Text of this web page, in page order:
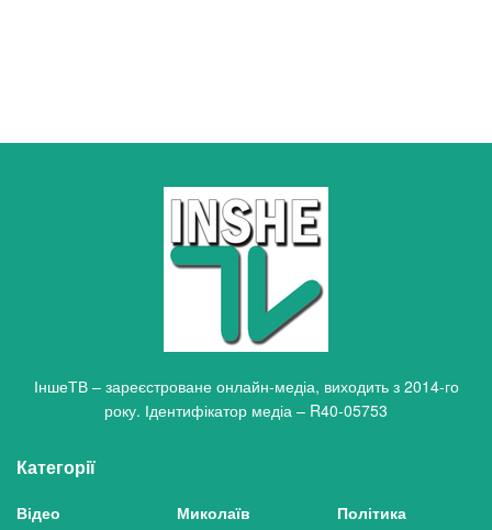
ІншеТВ – зареєстроване онлайн-медіа, виходить з 2014-го
року. Ідентифікатор медіа – R40-05753
Категорії
Відео
Миколаїв
Політика